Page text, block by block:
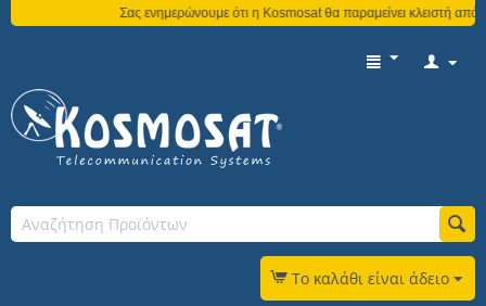
Σας ενημερώνουμε ότι η Kosmosat θα παραμείνει κλειστή από
Το καλάθι είναι άδειο